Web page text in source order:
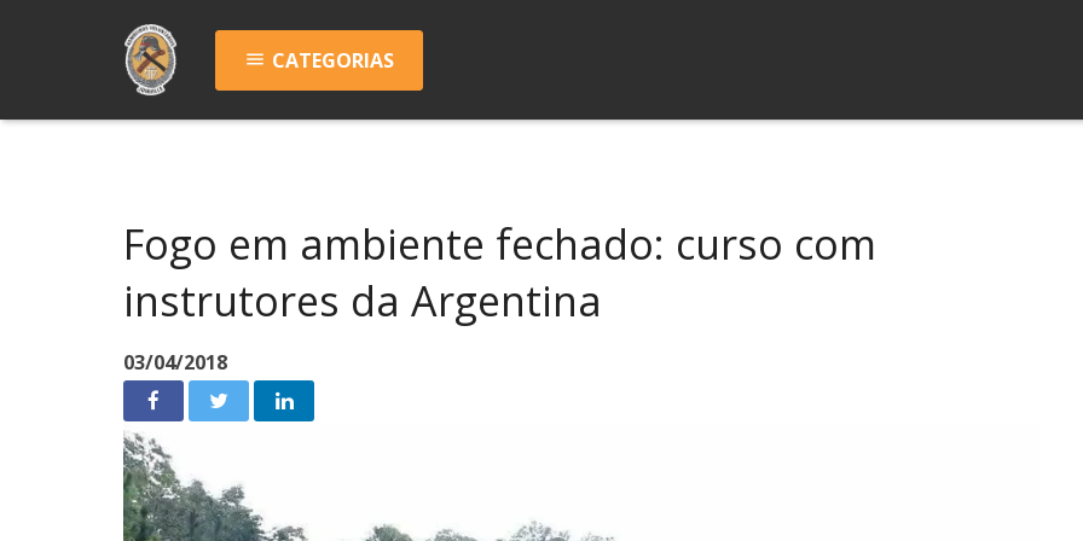
menu CATEGORIAS
Fogo em ambiente fechado: curso com
instrutores da Argentina
03/04/2018